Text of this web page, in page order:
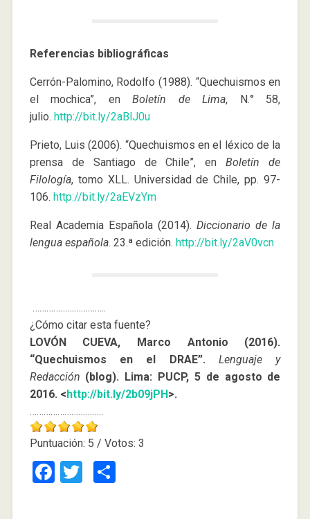
Referencias bibliográficas
Cerrón-Palomino, Rodolfo (1988). “Quechuismos en
el mochica”, enBoletín de Lima, N.° 58,
julio. http://bit.ly/2aBlJ0u
Prieto, Luis (2006). “Quechuismos en el léxico de la
prensa de Santiago de Chile”, enBoletín de
Filología, tomo XLL. Universidad de Chile, pp. 97-
106. http://bit.ly/2aEVzYm
Real Academia Española (2014).Diccionario de la
lengua española. 23.ª edición. http://bit.ly/2aV0vcn
…………………………..
¿Cómo citar esta fuente?
LOVÓN CUEVA, Marco Antonio (2016).
“Quechuismos en el DRAE”.Lenguaje y
Redacción (blog). Lima: PUCP, 5 de agosto de
2016. <http://bit.ly/2b09jPH>.
…………………………..
Puntuación: 5 / Votos: 3
Facebook
TwitterCompartir